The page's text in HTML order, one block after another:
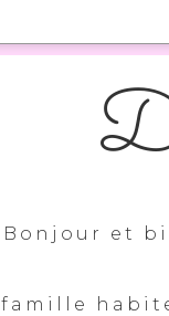
Bonjour et
famille